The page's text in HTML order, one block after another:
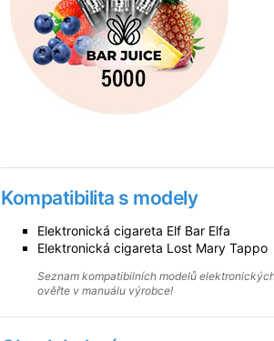
Kompatibilita s modely
Elektronická cigareta Elf Bar Elfa
Elektronická cigareta Lost Mary Tappo
Seznam kompatibilních modelů
ověřte v manuálu výrobce!